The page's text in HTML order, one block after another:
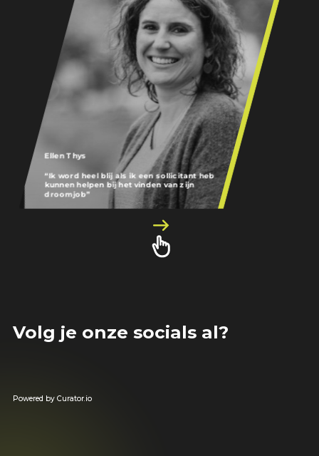
Ellen Thys
“Ik word heel blij als ik een sollicitant heb
kunnen helpen bij het vinden van zijn
droomjob”
Volg je onze socials al?
Powered by Curator.io